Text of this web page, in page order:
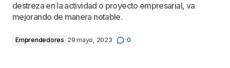
destreza en la actividad o proyecto empresarial, va
mejorando de manera notable.
Emprendedores 29 mayo, 2023 0